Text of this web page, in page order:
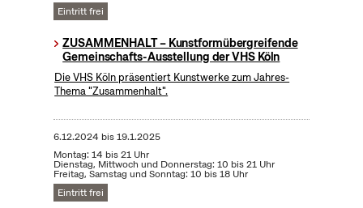
Eintritt frei
ZUSAMMENHALT – Kunstformübergreifende
Gemeinschafts-Ausstellung der VHS Köln
Die VHS Köln präsentiert Kunstwerke zum Jahres-
Thema "Zusammenhalt".
6.12.2024 bis19.1.2025
Montag: 14 bis 21 Uhr
Dienstag, Mittwoch und Donnerstag: 10 bis 21 Uhr
Freitag, Samstag und Sonntag: 10 bis 18 Uhr
Eintritt frei